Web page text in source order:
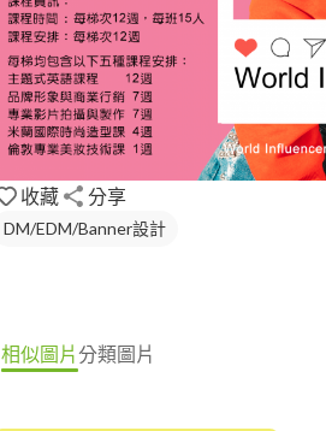
收藏 分享
DM/EDM/Banner設計
相似圖片分類圖片